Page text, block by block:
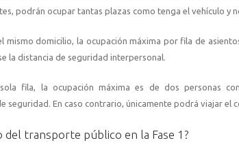
podrán ocupar tantas plazas como tenga el vehículo y
mismo domicilio, la ocupación máxima por fila de
la distancia de seguridad interpersonal.
fila, la ocupación máxima es de dos personas
seguridad. En caso contrario, únicamente podrá viajar el
del transporte público en la Fase 1?